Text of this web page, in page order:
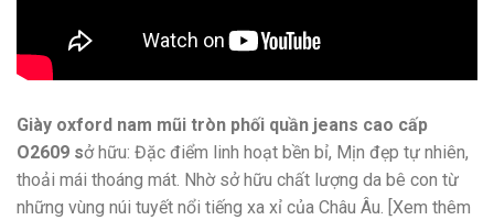
Giày oxford nam mũi tròn phối quần jeans cao cấp
O2609 sở hữu: Đặc điểm linh hoạt bền bỉ, Mịn đẹp tự nhiên,
thoải mái thoáng mát. Nhờ sở hữu chất lượng da bê con từ
những vùng núi tuyết nổi tiếng xa xỉ của Châu Âu. [Xem thêm